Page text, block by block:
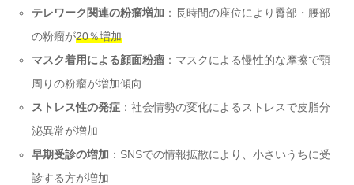
テレワーク関連の粉瘤増加 ：長時間の座位により臀部・腰部
の粉瘤が20％増加
マスク着用による顔面粉瘤 ：マスクによる慢性的な摩擦で顎
周りの粉瘤が増加傾向
ストレス性の発症 ：社会情勢の変化によるストレスで皮脂分
泌異常が増加
早期受診の増加 ：SNSでの情報拡散により、小さいうちに受
診する方が増加